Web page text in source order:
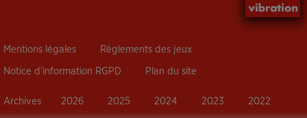
Mentions légales Règlements des jeux
Notice d’information RGPD Plan du site
Archives 2026 2025 2024 2023 2022